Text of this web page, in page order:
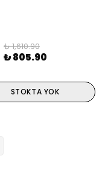
₺ 1,610.90
₺ 805.90
STOKTA YOK